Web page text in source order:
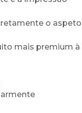
o aspeto
mais premium à